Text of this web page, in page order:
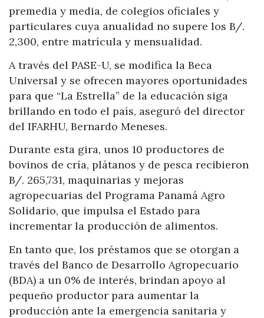
premedia y media, de colegios oficiales y
particulares cuya anualidad no supere los B/.
2,300, entre matrícula y mensualidad.
A través del PASE-U, se modifica la Beca
Universal y se ofrecen mayores oportunidades
para que “La Estrella” de la educación siga
brillando en todo el país, aseguró del director
del IFARHU, Bernardo Meneses.
Durante esta gira, unos 10 productores de
bovinos de cría, plátanos y de pesca recibieron
B/. 265,731, maquinarias y mejoras
agropecuarias del Programa Panamá Agro
Solidario, que impulsa el Estado para
incrementar la producción de alimentos.
En tanto que, los préstamos que se otorgan a
través del Banco de Desarrollo Agropecuario
(BDA) a un 0% de interés, brindan apoyo al
pequeño productor para aumentar la
producción ante la emergencia sanitaria y